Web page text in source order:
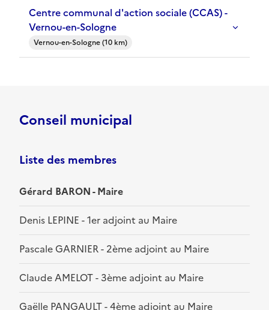
Centre communal d'action sociale (CCAS) -
Vernou-en-Sologne
Vernou-en-Sologne (10 km)
Conseil municipal
Liste des membres
Gérard BARON - Maire
Denis LEPINE - 1er adjoint au Maire
Pascale GARNIER - 2ème adjoint au Maire
Claude AMELOT - 3ème adjoint au Maire
Gaëlle PANGAULT - 4ème adjoint au Maire